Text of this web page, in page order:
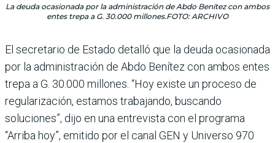
La deuda ocasionada por la administración de Abdo Benítez con ambos
entes trepa a G. 30.000 millones.FOTO: ARCHIVO
El secretario de Estado detalló que la deuda ocasio­nada
por la administración de Abdo Benítez con ambos entes
trepa a G. 30.000 millo­nes. “Hoy existe un proceso de
regularización, estamos trabajando, buscando
soluciones”, dijo en una entre­vista con el programa
“Arriba hoy”, emitido por el canal GEN y Universo 970